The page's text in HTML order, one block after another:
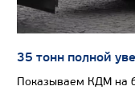
35 тонн полной
Показываем КДМ на